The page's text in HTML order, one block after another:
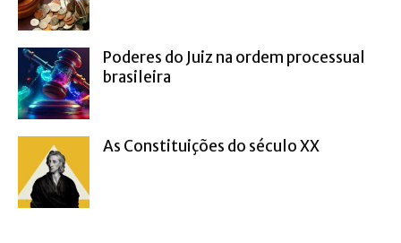
Poderes do Juiz na ordem processual
brasileira
As Constituições do século XX